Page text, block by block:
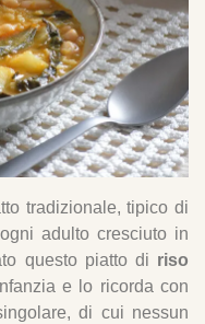
tradizionale, tipico di
adulto cresciuto in
questo piatto di riso
e lo ricorda con
di cui nessun